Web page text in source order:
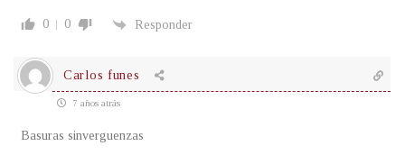
0 0 Responder
Carlos funes
7 años atrás
Basuras sinverguenzas